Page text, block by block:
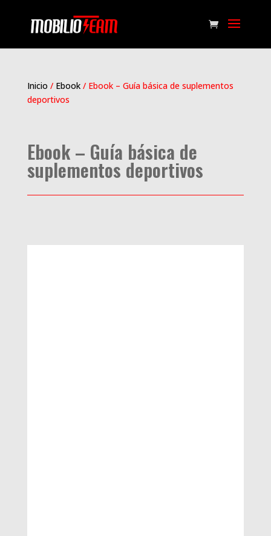
Inicio / Ebook/ Ebook – Guía básica de suplementos
deportivos
Ebook – Guía básica de
suplementos deportivos